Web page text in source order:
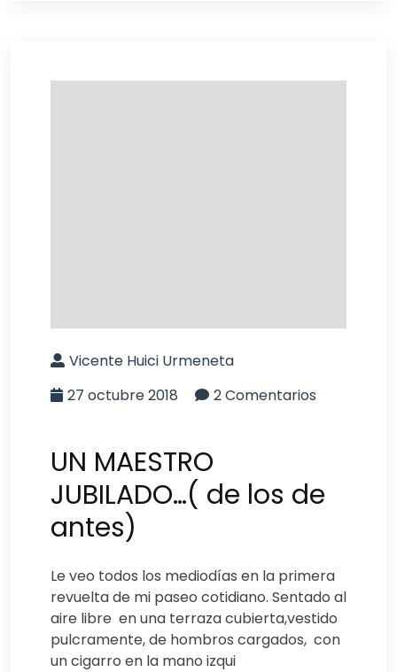
Vicente Huici Urmeneta
27 octubre 2018
2 Comentarios
UN MAESTRO
JUBILADO…( de los de
antes)
Le veo todos los mediodías en la primera
revuelta de mi paseo cotidiano. Sentado al
aire libre en una terraza cubierta,vestido
pulcramente, de hombros cargados, con
un cigarro en la mano izqui